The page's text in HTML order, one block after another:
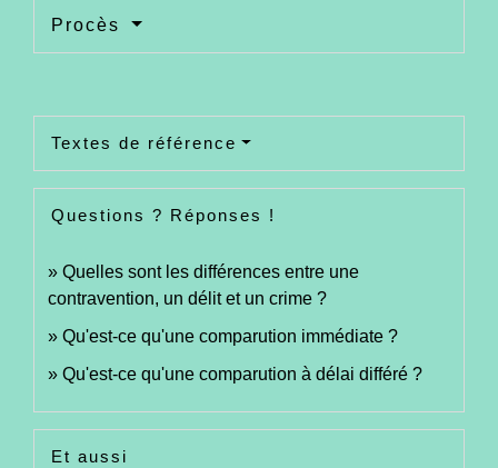
Procès
Textes de référence
Questions ? Réponses !
Quelles sont les différences entre une
contravention, un délit et un crime ?
Qu'est-ce qu'une comparution immédiate ?
Qu'est-ce qu'une comparution à délai différé ?
Et aussi